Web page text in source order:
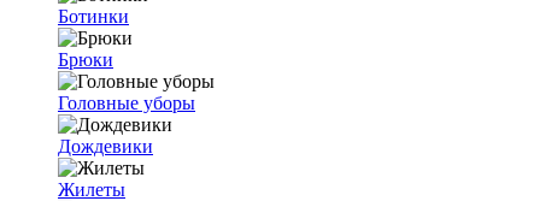
Ботинки
Брюки
Головные уборы
Дождевики
Жилеты